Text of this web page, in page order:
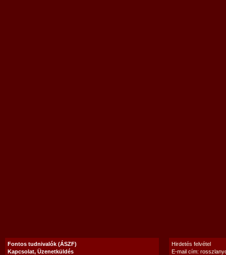
Fontos tudnivalók (ÁSZF)
Kapcsolat, Üzenetküldés
Hirdetés felvétel
E-mail cím: